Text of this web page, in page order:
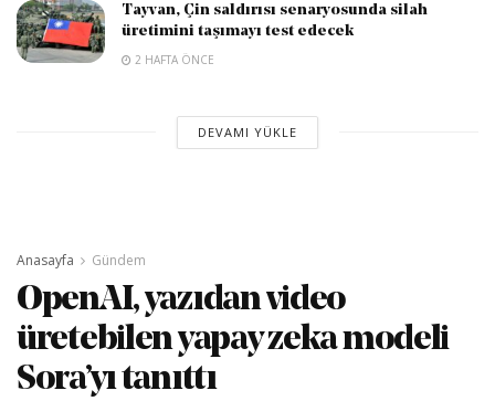
Tayvan, Çin saldırısı senaryosunda silah
üretimini taşımayı test edecek
2 HAFTA ÖNCE
DEVAMI YÜKLE
Anasayfa Gündem
OpenAI, yazıdan video
üretebilen yapay zeka modeli
Sora’yı tanıttı